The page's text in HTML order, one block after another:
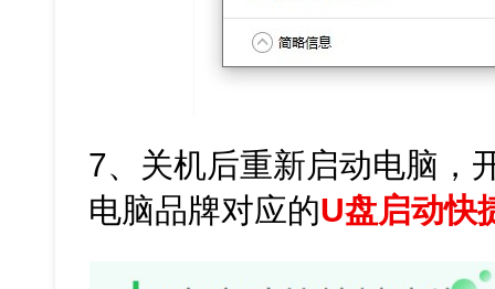
7、关机后重新启动电脑，
电脑品牌对应的U盘启动快